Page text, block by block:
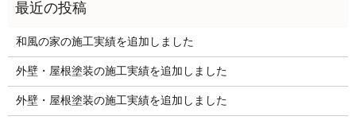
和風の家の施工実績を追加しました
外壁・屋根塗装の施工実績を追加しました
外壁・屋根塗装の施工実績を追加しました